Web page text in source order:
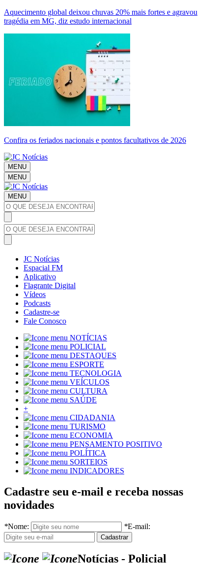
Aquecimento global deixou chuvas 20% mais fortes e agravou
tragédia em MG, diz estudo internacional
Confira os feriados nacionais e pontos facultativos de 2026
MENU
MENU
MENU
JC Notícias
Espacial FM
Aplicativo
Flagrante Digital
Vídeos
Podcasts
Cadastre-se
Fale Conosco
NOTÍCIAS
POLICIAL
DESTAQUES
ESPORTE
TECNOLOGIA
VEÍCULOS
CULTURA
SAÚDE
+
CIDADANIA
TURISMO
ECONOMIA
PENSAMENTO POSITIVO
POLÍTICA
SORTEIOS
INDICADORES
Cadastre seu e-mail e receba nossas
novidades
*Nome: *E-mail:
Notícias - Policial